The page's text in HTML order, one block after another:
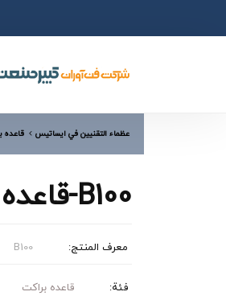
عظماء التقنيين في ایساتیس قاعده
B100-قاعده براکت 100 سم
معرف المنتج: B100
فئة: قاعده براکت